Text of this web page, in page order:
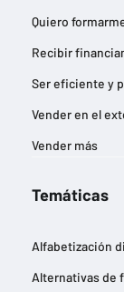
Quiero
Recibir
Ser eficiente y
Vender en el
Vender más
Temáticas
Alfabetización
Alternativas de